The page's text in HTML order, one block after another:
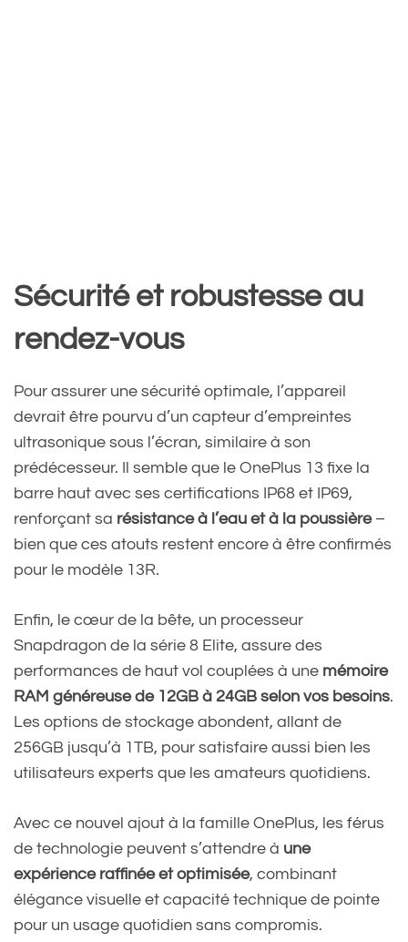
Sécurité et robustesse au
rendez-vous
Pour assurer une sécurité optimale, l’appareil
devrait être pourvu d’un capteur d’empreintes
ultrasonique sous l’écran, similaire à son
prédécesseur. Il semble que le OnePlus 13 fixe la
barre haut avec ses certifications IP68 et IP69,
renforçant sa résistance à l’eau et à la poussière–
bien que ces atouts restent encore à être confirmés
pour le modèle 13R.
Enfin, le cœur de la bête, un processeur
Snapdragon de la série 8 Elite, assure des
performances de haut vol couplées à une mémoire
RAM généreuse de 12GB à 24GB selon vos besoins.
Les options de stockage abondent, allant de
256GB jusqu’à 1TB, pour satisfaire aussi bien les
utilisateurs experts que les amateurs quotidiens.
Avec ce nouvel ajout à la famille OnePlus, les férus
de technologie peuvent s’attendre à une
expérience raffinée et optimisée, combinant
élégance visuelle et capacité technique de pointe
pour un usage quotidien sans compromis.